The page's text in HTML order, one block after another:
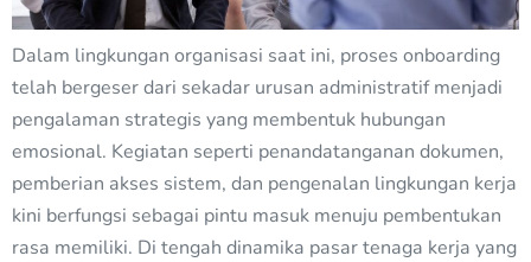
Dalam lingkungan organisasi saat ini, proses onboarding
telah bergeser dari sekadar urusan administratif menjadi
pengalaman strategis yang membentuk hubungan
emosional. Kegiatan seperti penandatanganan dokumen,
pemberian akses sistem, dan pengenalan lingkungan kerja
kini berfungsi sebagai pintu masuk menuju pembentukan
rasa memiliki. Di tengah dinamika pasar tenaga kerja yang